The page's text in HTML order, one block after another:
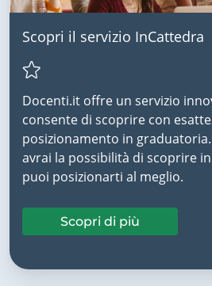
Scopri il servizio InCattedra
Docenti.it offre un servizio
consente di scoprire con
posizionamento in
avrai la possibilità di scoprire
puoi posizionarti al meglio.
Scopri di più